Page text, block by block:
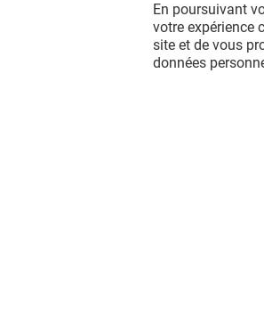
En poursuivant
votre expérience
site et de vous
données